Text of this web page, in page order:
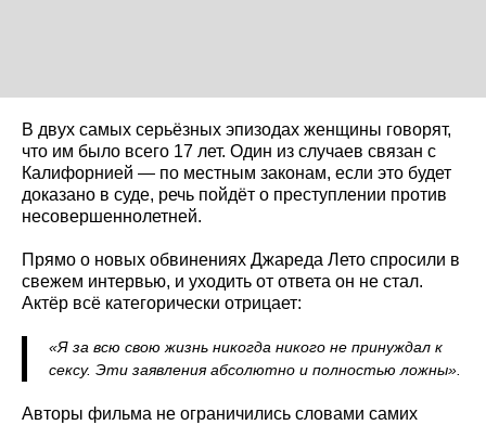
В двух самых серьёзных эпизодах женщины говорят,
что им было всего 17 лет. Один из случаев связан с
Калифорнией — по местным законам, если это будет
доказано в суде, речь пойдёт о преступлении против
несовершеннолетней.
Прямо о новых обвинениях Джареда Лето спросили в
свежем интервью, и уходить от ответа он не стал.
Актёр всё категорически отрицает:
«Я за всю свою жизнь никогда никого не принуждал к
сексу. Эти заявления абсолютно и полностью ложны».
Авторы фильма не ограничились словами самих